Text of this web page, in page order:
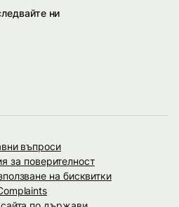
ни
въпроси
за поверителност
на бисквитки